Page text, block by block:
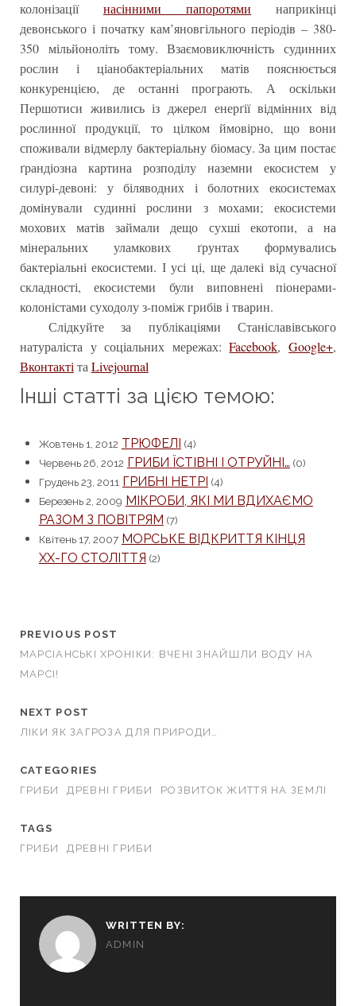
колонізації насінними папоротями наприкінці
девонського і початку кам’яновгільного періодів – 380-
350 мільйоноліть тому. Взаємовиключність судинних
рослин і ціанобактеріальних матів пояснюється
конкуренцією, де останні програють. А оскільки
Першотиси живились із джерел енерґії відмінних від
рослинної продукції, то цілком ймовірно, що вони
споживали відмерлу бактеріальну біомасу. За цим постає
ґрандіозна картина розподілу наземни екосистем у
силурі-девоні: у біляводних і болотних екосистемах
домінували судинні рослини з мохами; екосистеми
мохових матів займали дещо сухші екотопи, а на
мінеральних уламкових ґрунтах формувались
бактеріальні екосистеми. І усі ці, ще далекі від сучасної
складності, екосистеми були виповнені піонерами-
колоністами суходолу з-поміж грибів і тварин.
Слідкуйте за публікаціями Станіславівського
натураліста у соціальних мережах:Facebook,Google+,
Вконтакті та Livejournal
Інші статті за цією темою:
Жовтень 1, 2012 ТРЮФЕЛІ (4)
Червень 26, 2012 ГРИБИ ЇСТІВНІ І ОТРУЙНІ… (0)
Грудень 23, 2011 ГРИБНІ НЕТРІ (4)
Березень 2, 2009 МІКРОБИ, ЯКІ МИ ВДИХАЄМО
РАЗОМ З ПОВІТРЯМ (7)
Квітень 17, 2007 МОРСЬКЕ ВІДКРИТТЯ КІНЦЯ
XX-ГО СТОЛІТТЯ (2)
PREVIOUS POST
МАРСІАНСЬКІ ХРОНІКИ: ВЧЕНІ ЗНАЙШЛИ ВОДУ НА
МАРСІ!
NEXT POST
ЛІКИ ЯК ЗАГРОЗА ДЛЯ ПРИРОДИ…
CATEGORIES
ГРИБИ
ДРЕВНІ ГРИБИ РОЗВИТОК ЖИТТЯ НА ЗЕМЛІ
TAGS
ГРИБИ
ДРЕВНІ ГРИБИ
WRITTEN BY:
ADMIN